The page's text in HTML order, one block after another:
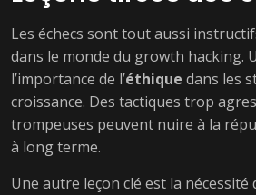
Les échecs sont tout aussi
dans le monde du growth hacking.
l’importance de l’éthique dans les
croissance. Des tactiques trop
trompeuses peuvent nuire à la
à long terme.
Une autre leçon clé est la nécessité